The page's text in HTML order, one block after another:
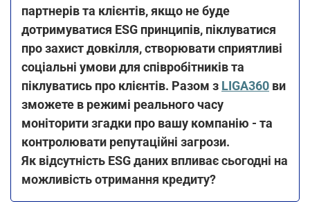
партнерів та клієнтів, якщо не буде
дотримуватися ESG принципів, піклуватися
про захист довкілля, створювати сприятливі
соціальні умови для співробітників та
піклуватись про клієнтів. Разом з LIGA360 ви
зможете в режимі реального часу
моніторити згадки про вашу компанію - та
контролювати репутаційні загрози.
Як відсутність ESG даних впливає сьогодні на
можливість отримання кредиту?